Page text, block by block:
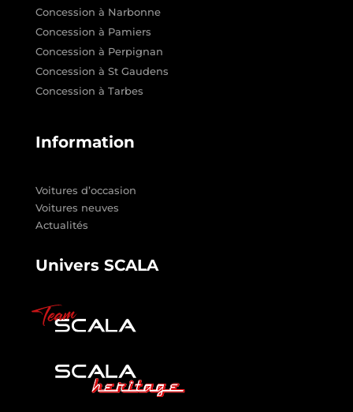
Concession à Narbonne
Concession à Pamiers
Concession à Perpignan
Concession à St Gaudens
Concession à Tarbes
Information
Voitures d’occasion
Voitures neuves
Actualités
Univers SCALA